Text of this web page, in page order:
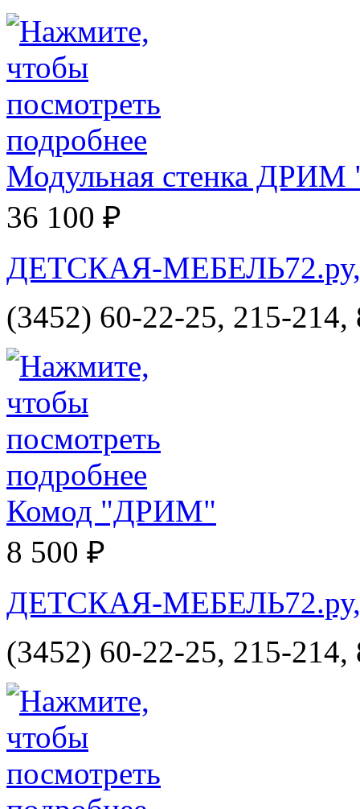
Модульная стенка ДРИМ
36 100 ₽
ДЕТСКАЯ-МЕБЕЛЬ72.ру,
(3452) 60-22-25, 215-
Комод "ДРИМ"
8 500 ₽
ДЕТСКАЯ-МЕБЕЛЬ72.ру,
(3452) 60-22-25, 215-